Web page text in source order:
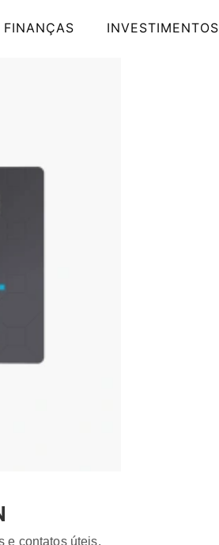
INVESTIMENTOS
e contatos úteis.